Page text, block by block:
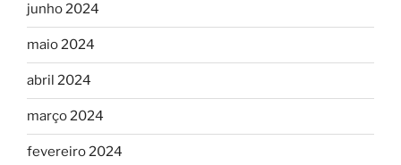
junho 2024
maio 2024
abril 2024
março 2024
fevereiro 2024